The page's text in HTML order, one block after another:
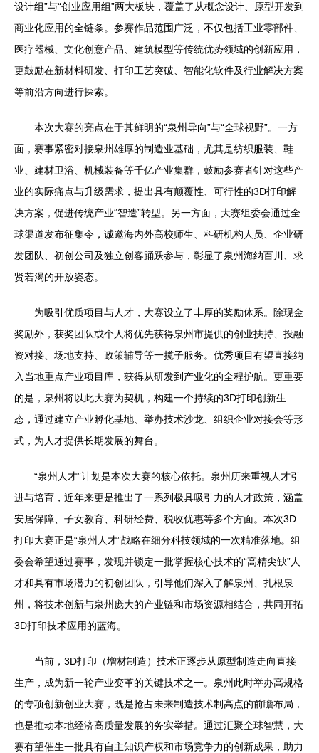
设计组”与“创业应用组”两大板块，覆盖了从概念设计、原型开发到
商业化应用的全链条。参赛作品范围广泛，不仅包括工业零部件、
医疗器械、文化创意产品、建筑模型等传统优势领域的创新应用，
更鼓励在新材料研发、打印工艺突破、智能化软件及行业解决方案
等前沿方向进行探索。
本次大赛的亮点在于其鲜明的“泉州导向”与“全球视野”。一方
面，赛事紧密对接泉州雄厚的制造业基础，尤其是纺织服装、鞋
业、建材卫浴、机械装备等千亿产业集群，鼓励参赛者针对这些产
业的实际痛点与升级需求，提出具有颠覆性、可行性的3D打印解
决方案，促进传统产业“智造”转型。另一方面，大赛组委会通过全
球渠道发布征集令，诚邀海内外高校师生、科研机构人员、企业研
发团队、初创公司及独立创客踊跃参与，彰显了泉州海纳百川、求
贤若渴的开放姿态。
为吸引优质项目与人才，大赛设立了丰厚的奖励体系。除现金
奖励外，获奖团队或个人将优先获得泉州市提供的创业扶持、投融
资对接、场地支持、政策辅导等一揽子服务。优秀项目有望直接纳
入当地重点产业项目库，获得从研发到产业化的全程护航。更重要
的是，泉州将以此大赛为契机，构建一个持续的3D打印创新生
态，通过建立产业孵化基地、举办技术沙龙、组织企业对接会等形
式，为人才提供长期发展的舞台。
“泉州人才”计划是本次大赛的核心依托。泉州历来重视人才引
进与培育，近年来更是推出了一系列极具吸引力的人才政策，涵盖
安居保障、子女教育、科研经费、税收优惠等多个方面。本次3D
打印大赛正是“泉州人才”战略在细分科技领域的一次精准落地。组
委会希望通过赛事，发现并锁定一批掌握核心技术的“高精尖缺”人
才和具有市场潜力的初创团队，引导他们深入了解泉州、扎根泉
州，将技术创新与泉州庞大的产业链和市场资源相结合，共同开拓
3D打印技术应用的蓝海。
当前，3D打印（增材制造）技术正逐步从原型制造走向直接
生产，成为新一轮产业变革的关键技术之一。泉州此时举办高规格
的专项创新创业大赛，既是抢占未来制造技术制高点的前瞻布局，
也是推动本地经济高质量发展的务实举措。通过汇聚全球智慧，大
赛有望催生一批具有自主知识产权和市场竞争力的创新成果，助力